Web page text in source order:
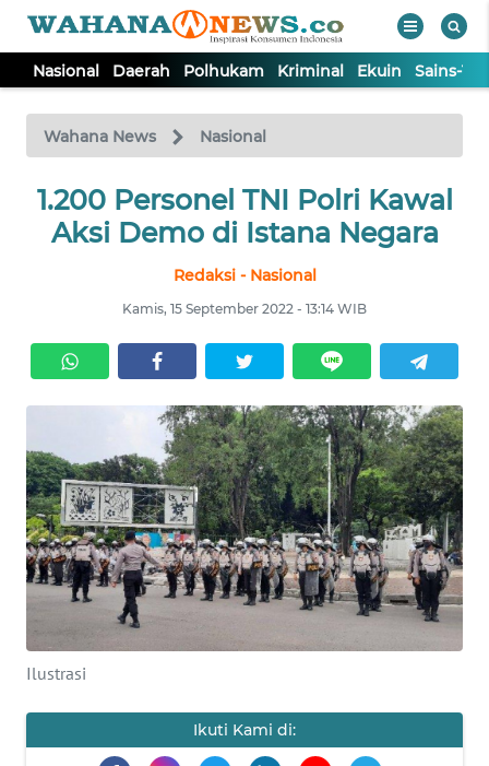
Nasional Daerah Polhukam Kriminal Ekuin Sains-
Wahana News Nasional
1.200 Personel TNI Polri Kawal
Aksi Demo di Istana Negara
Redaksi - Nasional
Kamis, 15 September 2022 - 13:14 WIB
Ilustrasi
Ikuti Kami di:
TV
Tutup
NASIONAL
KRIMINAL
SAINS-TEKNO
KESEHATAN
INTERNASIONAL
SERBA-SERBI
PENDIDIKAN